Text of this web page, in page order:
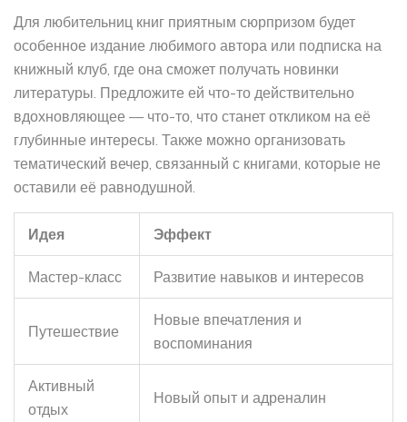
Для любительниц книг приятным сюрпризом будет
особенное издание любимого автора или подписка на
книжный клуб, где она сможет получать новинки
литературы. Предложите ей что-то действительно
вдохновляющее — что-то, что станет откликом на её
глубинные интересы. Также можно организовать
тематический вечер, связанный с книгами, которые не
оставили её равнодушной.
Идея Эффект
Мастер-класс Развитие навыков и интересов
Путешествие
Новые впечатления и
воспоминания
Активный
отдых
Новый опыт и адреналин